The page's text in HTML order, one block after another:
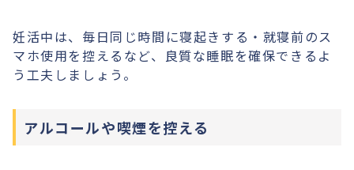
妊活中は、毎日同じ時間に寝起きする・就寝前のス
マホ使用を控えるなど、良質な睡眠を確保できるよ
う工夫しましょう。
アルコールや喫煙を控える